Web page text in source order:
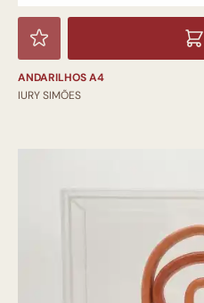
ANDARILHOS A4
IURY SIMÕES